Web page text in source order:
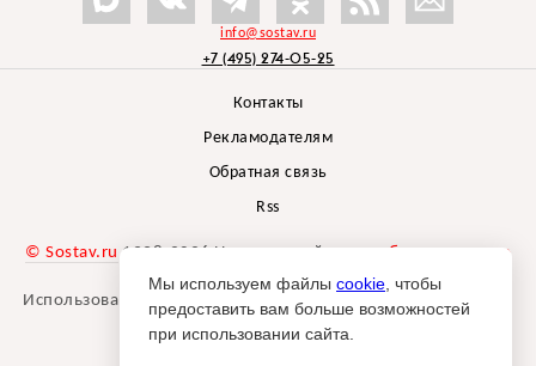
info@sostav.ru
+7 (495) 274-05-25
Контакты
Рекламодателям
Обратная связь
Rss
© Sostav.ru 1998-2026 Независимый проектбрендингового
агентства Depot
Использование материалов Sostav.ru допустимо только при
указании источника.
Мы используем файлы cookie , чтобы
предоставить вам больше возможностей
при использовании сайта.